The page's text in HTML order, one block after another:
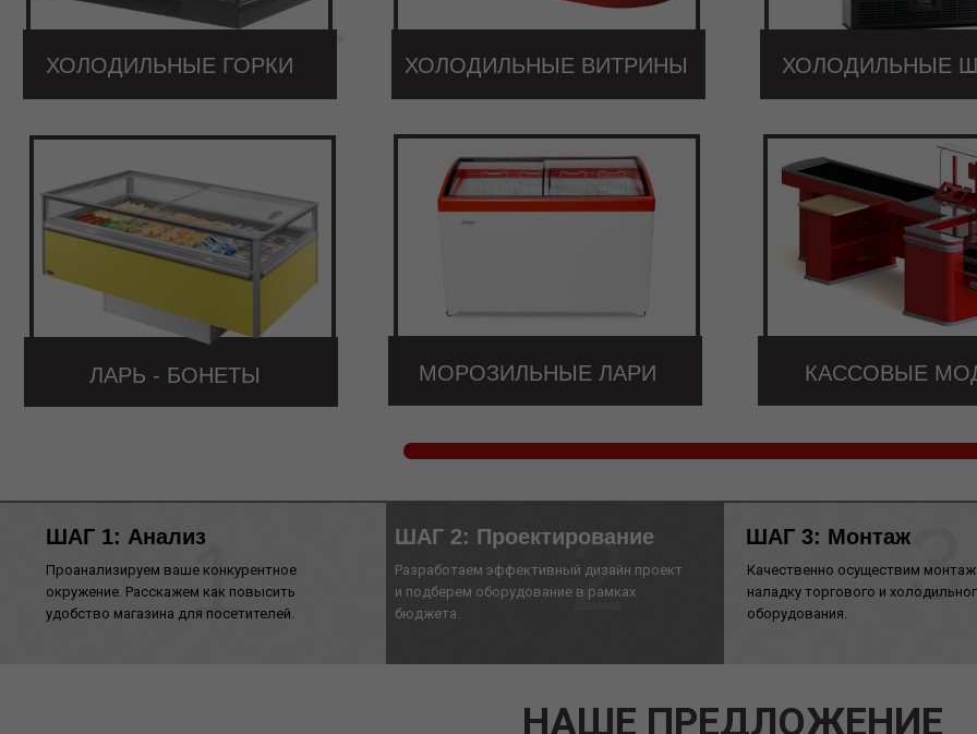
ХОЛОДИЛЬНЫЕ ГОРКИ ХОЛОДИЛЬНЫЕ ВИТРИНЫ ХОЛОДИЛЬНЫЕ
ЛАРЬ - БОНЕТЫ МОРОЗИЛЬНЫЕ ЛАРИ КАССОВЫЕ
1 2 3
ШАГ 1: Анализ
Проанализируем ваше конкурентное
окружение. Расскажем как повысить
удобство магазина для посетителей.
ШАГ 2: Проектирование
Разработаем эффективный дизайн проект
и подберем оборудование в рамках
бюджета.
ШАГ 3: Монтаж
Качественно осуществим монтаж
наладку торгового и
оборудования.
НАШЕ ПРЕДЛОЖЕНИЕ